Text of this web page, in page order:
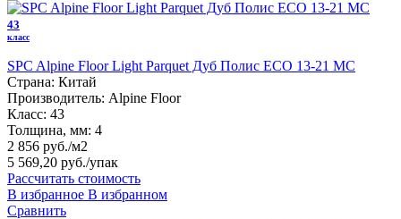
43
класс
SPC Alpine Floor Light Parquet Дуб Полис ЕСО 13-21 MC
Страна: Китай
Производитель: Alpine Floor
Класс: 43
Толщина, мм: 4
2 856 руб./м2
5 569,20 руб./упак
Рассчитать стоимость
В избранное В избранном
Сравнить